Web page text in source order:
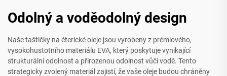
Odolný a voděodolný design
Naše taštičky na éterické oleje jsou vyrobeny z prémiového,
vysokohustotního materiálu EVA, který poskytuje vynikající
strukturální odolnost a přirozenou odolnost vůči vodě. Tento
strategicky zvolený materiál zajistí, že vaše oleje budou chráněny